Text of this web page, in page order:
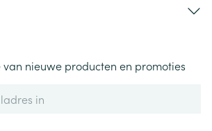
nieuwe producten en promoties